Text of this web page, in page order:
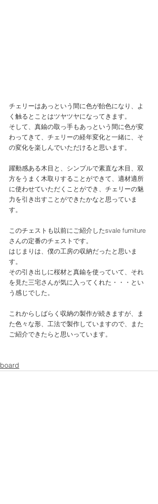
チェリーはあっという間に色が飴色になり、よ
く触るとことはツヤツヤになってきます。
そして、真鍮の取っ手もあっという間に色が変
わってきて、チェリーの経年変化と一緒に、そ
の変化を楽しんでいただけると思います。
躍動感ある木目と、シンプルで素直な木目、双
方をうまく木取りすることができて、適材適所
に使わせていただくことができ、チェリーの魅
力を引き出すことができたかなと思っていま
す。
このチェストも以前にご紹介したsvale furniture
さんの定番のチェストです。
はじまりは、僕の工房の収納だったと思いま
す。
その引き出しに桜材と真鍮を使っていて、それ
を見た三宅さんが気に入ってくれた・・・とい
う感じでした。
これからしばらく収納の製作が続きますが、ま
た色々な形、工法で製作していますので、また
ご紹介できたらと思いっています。
board